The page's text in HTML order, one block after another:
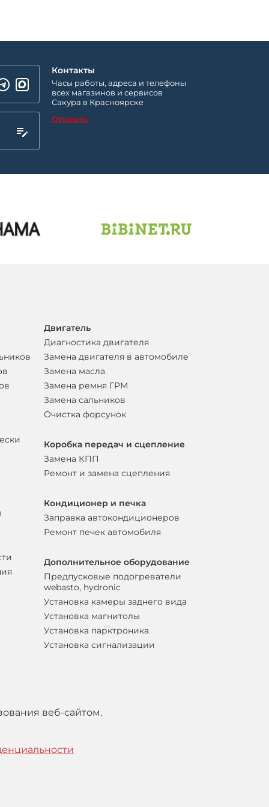
Контакты
Часы работы, адреса и телефоны
всех магазинов и сервисов
Сакура в Красноярске
Открыть
Двигатель
Диагностика двигателя
Замена двигателя в автомобиле
Замена масла
Замена ремня ГРМ
Замена сальников
Очистка форсунок
Коробка передач и сцепление
Замена КПП
Ремонт и замена сцепления
Кондиционер и печка
Заправка автокондиционеров
Ремонт печек автомобиля
Дополнительное оборудование
Предпусковые подогреватели
webasto, hydronic
Установка камеры заднего вида
Установка магнитолы
Установка парктроника
Установка сигнализации
веб-сайтом.